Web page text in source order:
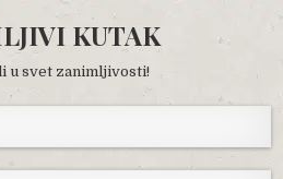
KUTAK
u svet zanimljivosti!